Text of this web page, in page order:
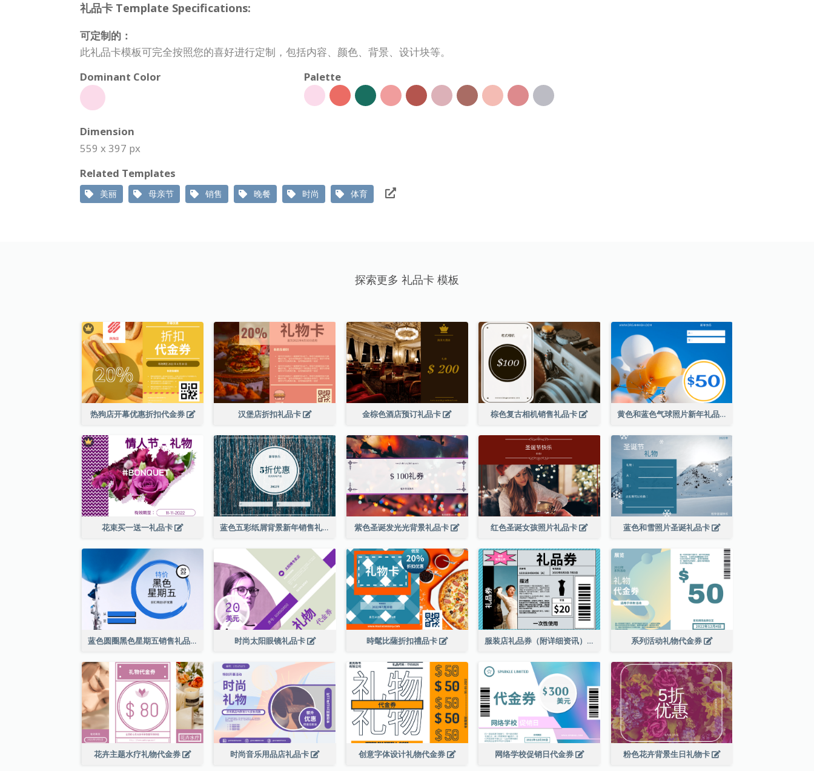
礼品卡 Template Specifications:
可定制的：
此礼品卡模板可完全按照您的喜好进行定制，包括内容、颜色、背景、设计块等。
Dominant Color
Palette
Dimension
559 x 397 px
Related Templates
美丽 母亲节 销售 晚餐 时尚 体育
探索更多 礼品卡 模板
热狗店开幕优惠折扣代金券 汉堡店折扣礼品卡 金棕色酒店预订礼品卡 棕色复古相机销售礼品卡 黄色和蓝色气球照片新年礼品卡
花束买一送一礼品卡 蓝色五彩纸屑背景新年销售礼品卡 紫色圣诞发光光背景礼品卡 红色圣诞女孩照片礼品卡 蓝色和雪照片圣诞礼品卡
蓝色圆圈黑色星期五销售礼品卡 时尚太阳眼镜礼品卡 時髦比薩折扣禮品卡 服装店礼品券（附详细资讯） 系列活动礼物代金券
花卉主题水疗礼物代金券 时尚音乐用品店礼品卡 创意字体设计礼物代金券 网络学校促销日代金券 粉色花卉背景生日礼物卡